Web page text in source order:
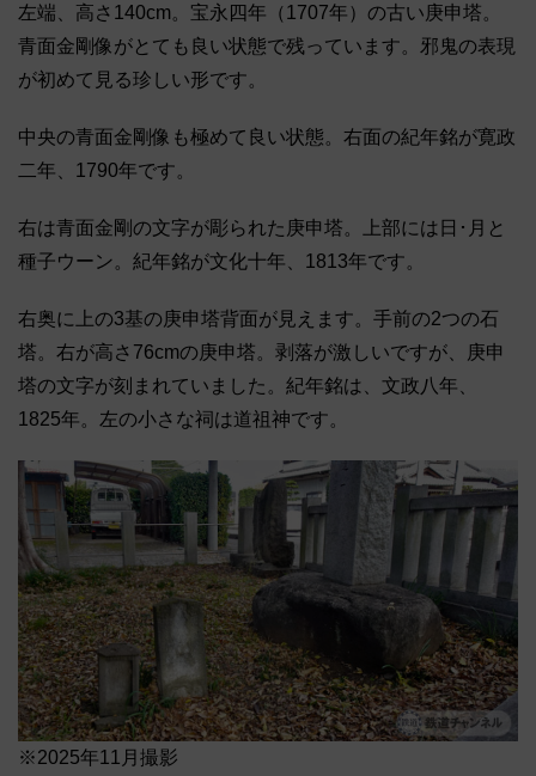
左端、高さ140cm。宝永四年（1707年）の古い庚申塔。
青面金剛像がとても良い状態で残っています。邪鬼の表現
が初めて見る珍しい形です。
中央の青面金剛像も極めて良い状態。右面の紀年銘が寛政
二年、1790年です。
右は青面金剛の文字が彫られた庚申塔。上部には日･月と
種子ウーン。紀年銘が文化十年、1813年です。
右奥に上の3基の庚申塔背面が見えます。手前の2つの石
塔。右が高さ76cmの庚申塔。剥落が激しいですが、庚申
塔の文字が刻まれていました。紀年銘は、文政八年、
1825年。左の小さな祠は道祖神です。
※2025年11月撮影